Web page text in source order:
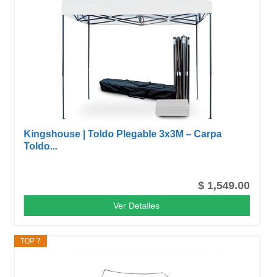
Kingshouse | Toldo Plegable 3x3M – Carpa
Toldo...
$ 1,549.00
Ver Detalles
TOP 7